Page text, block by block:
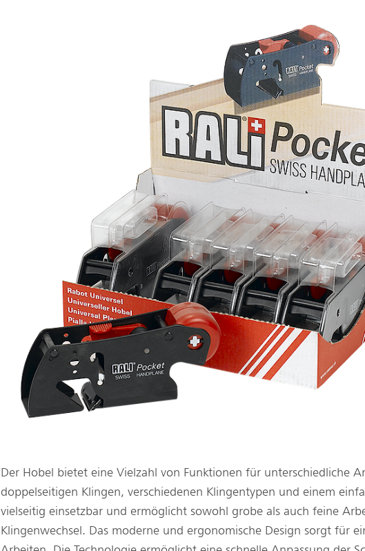
Der Hobel bietet eine Vielzahl von Funktionen für unterschiedliche
doppelseitigen Klingen, verschiedenen Klingentypen und einem
vielseitig einsetzbar und ermöglicht sowohl grobe als auch feine
Klingenwechsel. Das moderne und ergonomische Design sorgt für